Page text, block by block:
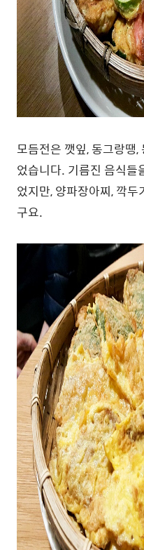
모듬전은 깻잎, 동그랑땡
었습니다. 기름진 음식들
었지만, 양파장아찌, 깍
구요.